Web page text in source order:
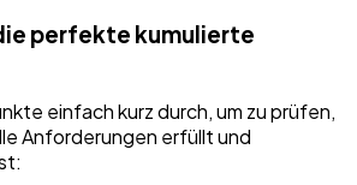
perfekte kumulierte
einfach kurz durch, um zu prüfen,
Anforderungen erfüllt und